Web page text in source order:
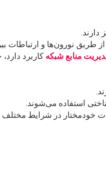
دارند.
طریق نورون‌ها و ارتباطات
منابع شبکه کاربرد
استفاده می‌شوند.
خودمختار در شرایط